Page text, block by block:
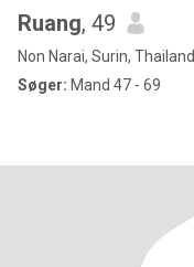
Ruang, 49
Non Narai, Surin, Thailand
Søger: Mand 47 - 69